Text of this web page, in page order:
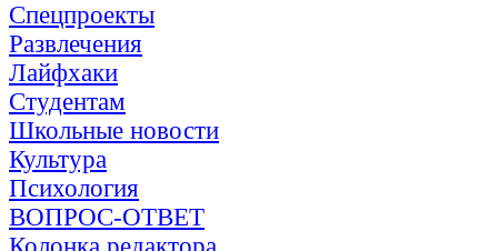
Спецпроекты
Развлечения
Лайфхаки
Студентам
Школьные новости
Культура
Психология
ВОПРОС-ОТВЕТ